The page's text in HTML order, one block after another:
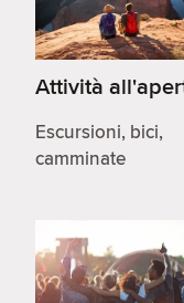
Attività
Escursioni, bici,
camminate